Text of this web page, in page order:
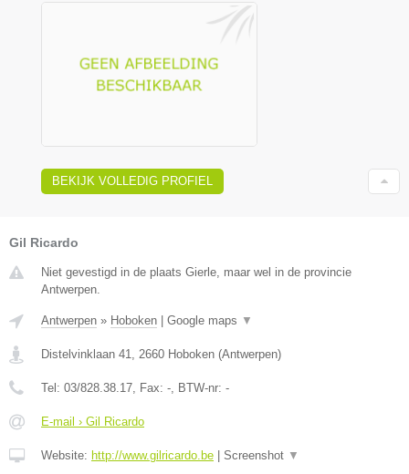
BEKIJK VOLLEDIG PROFIEL
Gil Ricardo
Niet gevestigd in de plaats Gierle, maar wel in de provincie
Antwerpen.
Antwerpen » Hoboken | Google maps ▼
Distelvinklaan 41 2660 Hoboken (Antwerpen)
Tel: 03/828.38.17 , Fax: - , BTW-nr: -
E-mail › Gil Ricardo
Website: http://www.gilricardo.be | Screenshot ▼